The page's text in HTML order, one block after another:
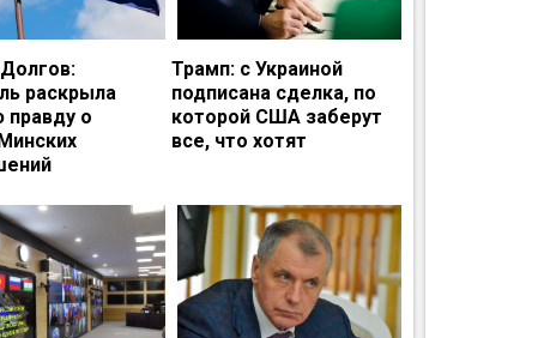
раскрыла
правду о
Трамп: с Украиной
подписана сделка, по
которой США заберут
все, что хотят